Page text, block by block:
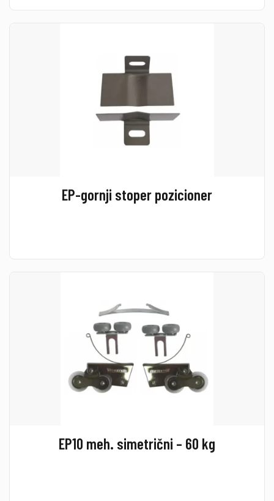
EP-gornji stoper pozicioner
EP10 meh. simetrični – 60 kg